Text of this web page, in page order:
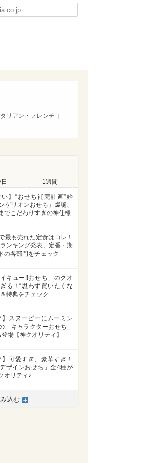
リアン・フレンチ
1週間
い】“おせち補完計画”始
ゲリオンおせち」爆誕、
でこだわりすぎの神仕様
最も売れた定食はコレ！
ンキング発表、定番・期
の各部門をチェック
キュー!!おせち」のクオ
る！“思わず買いたくな
特典をチェック
】スヌーピーにムーミン
「キャラクターおせち」
場【神クオリティ】
】可愛すぎ、豪華すぎ！
デザインおせち」全4種が
オリティ♪
込む